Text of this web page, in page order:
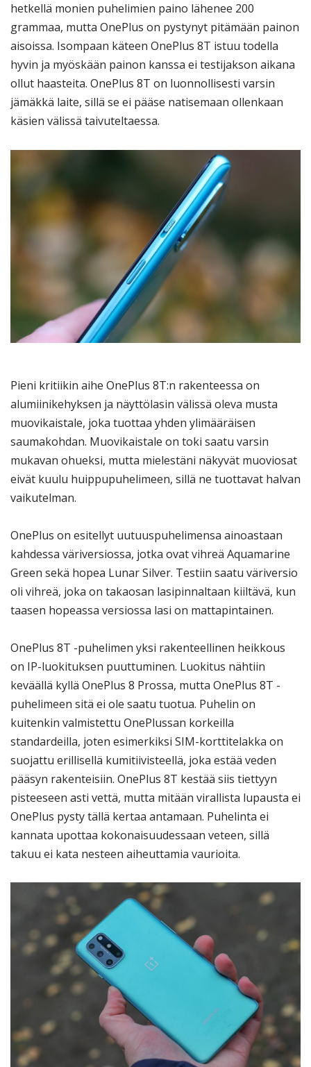
hetkellä monien puhelimien paino lähenee 200
grammaa, mutta OnePlus on pystynyt pitämään painon
aisoissa. Isompaan käteen OnePlus 8T istuu todella
hyvin ja myöskään painon kanssa ei testijakson aikana
ollut haasteita. OnePlus 8T on luonnollisesti varsin
jämäkkä laite, sillä se ei pääse natisemaan ollenkaan
käsien välissä taivuteltaessa.
Pieni kritiikin aihe OnePlus 8T:n rakenteessa on
alumiinikehyksen ja näyttölasin välissä oleva musta
muovikaistale, joka tuottaa yhden ylimääräisen
saumakohdan. Muovikaistale on toki saatu varsin
mukavan ohueksi, mutta mielestäni näkyvät muoviosat
eivät kuulu huippupuhelimeen, sillä ne tuottavat halvan
vaikutelman.
OnePlus on esitellyt uutuuspuhelimensa ainoastaan
kahdessa väriversiossa, jotka ovat vihreä Aquamarine
Green sekä hopea Lunar Silver. Testiin saatu väriversio
oli vihreä, joka on takaosan lasipinnaltaan kiiltävä, kun
taasen hopeassa versiossa lasi on mattapintainen.
OnePlus 8T -puhelimen yksi rakenteellinen heikkous
on IP-luokituksen puuttuminen. Luokitus nähtiin
keväällä kyllä OnePlus 8 Prossa, mutta OnePlus 8T -
puhelimeen sitä ei ole saatu tuotua. Puhelin on
kuitenkin valmistettu OnePlussan korkeilla
standardeilla, joten esimerkiksi SIM-korttitelakka on
suojattu erillisellä kumitiivisteellä, joka estää veden
pääsyn rakenteisiin. OnePlus 8T kestää siis tiettyyn
pisteeseen asti vettä, mutta mitään virallista lupausta ei
OnePlus pysty tällä kertaa antamaan. Puhelinta ei
kannata upottaa kokonaisuudessaan veteen, sillä
takuu ei kata nesteen aiheuttamia vaurioita.